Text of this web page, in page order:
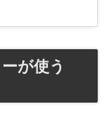
が使う